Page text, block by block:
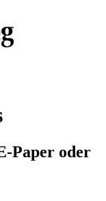
Paper oder